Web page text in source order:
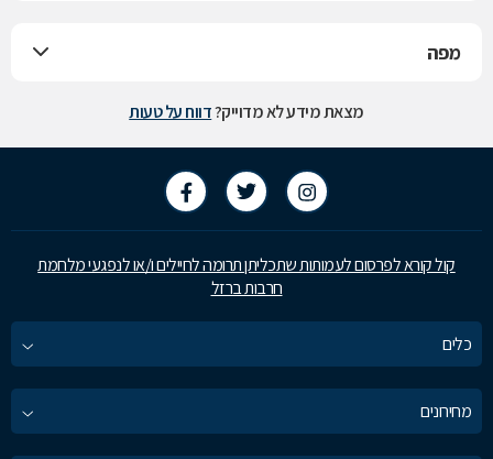
מפה
מצאת מידע לא מדוייק?דווח על טעות
קול קורא לפרסום לעמותות שתכליתן תרומה לחיילים ו/או לנפגעי מלחמת
חרבות ברזל
כלים
מחירונים